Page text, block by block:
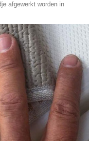
afgewerkt worden in